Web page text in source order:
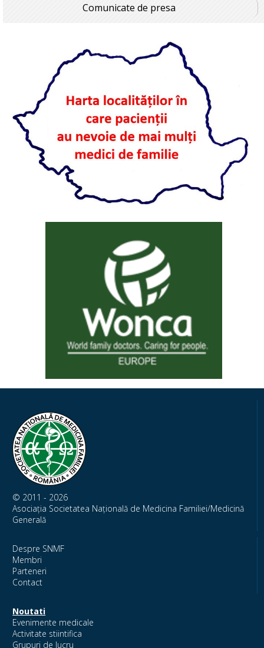
Comunicate de presa
© 2011 - 2026
Asociația Societatea Națională de Medicina Familiei/Medicină
Generală
Despre SNMF
Membri
Parteneri
Contact
Noutati
Evenimente medicale
Activitate stiintifica
Grupuri de lucru